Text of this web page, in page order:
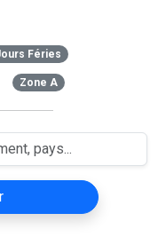
Féries
Zone A